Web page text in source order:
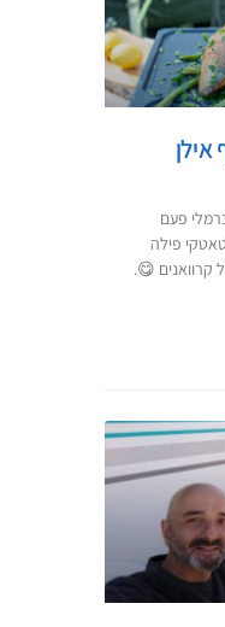
פעם
פילה
קרוואנים 😋.